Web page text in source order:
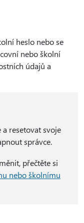
heslo nebo se
nebo školní
údajů a
resetovat svoje
správce.
přečtěte si
nebo školnímu